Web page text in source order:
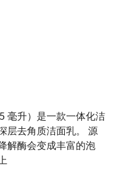
毫升）是一款一体化洁
层去角质洁面乳。 源
解酶会变成丰富的泡